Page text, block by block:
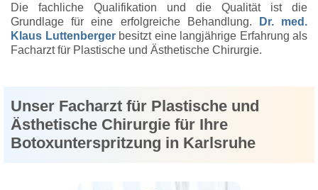
Die fachliche Qualifikation und die Qualität ist die
Grundlage für eine erfolgreiche Behandlung.
Dr. med.
Klaus Luttenbergerbesitzt eine langjährige Erfahrung als
Facharzt für Plastische und Ästhetische Chirurgie.
Unser Facharzt für Plastische und
Ästhetische Chirurgie für Ihre
Botoxunterspritzung in Karlsruhe